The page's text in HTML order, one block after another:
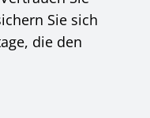
Sie sich
die den